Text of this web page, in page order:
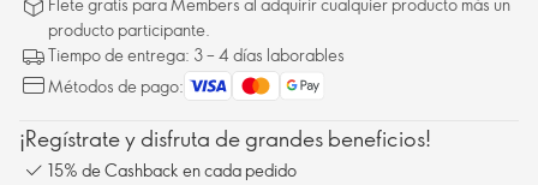
producto participante.
Tiempo de entrega: 3 – 4 días laborables
Métodos de pago:
¡Regístrate y disfruta de grandes beneficios!
15% de Cashback en cada pedido